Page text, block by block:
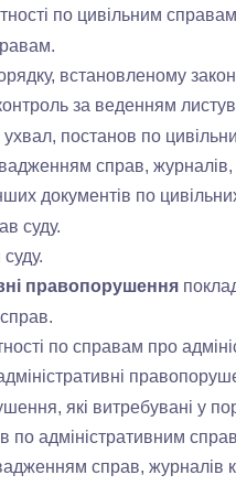
по цивільним
встановленому
за веденням
постанов по
справ,
документів по
суду.
правопорушення
по справам про
які витребувані у
адміністративним
справ, журналів